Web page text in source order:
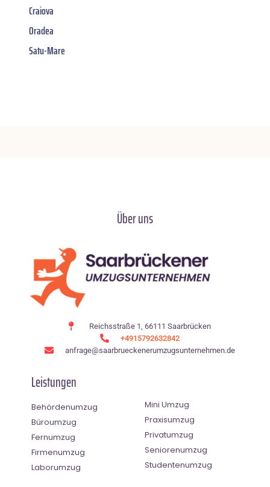
Craiova
Oradea
Satu-Mare
Über uns
Reichsstraße 1, 66111 Saarbrücken
+4915792632842
anfrage@saarbrueckenerumzugsunternehmen.de
Leistungen
Behördenumzug
Büroumzug
Fernumzug
Firmenumzug
Laborumzug
Mini Umzug
Praxisumzug
Privatumzug
Seniorenumzug
Studentenumzug